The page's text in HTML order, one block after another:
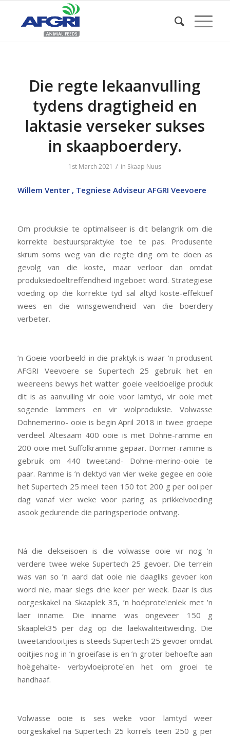
Die regte lekaanvulling
tydens dragtigheid en
laktasie verseker sukses
in skaapboerdery.
1st March 2021 / in Skaap Nuus
Willem Venter , Tegniese Adviseur AFGRI Veevoere
Om produksie te optimaliseer is dit belangrik om die
korrekte bestuurspraktyke toe te pas. Produsente
skrum soms weg van die regte ding om te doen as
gevolg van die koste, maar verloor dan omdat
produksiedoeltreffendheid ingeboet word. Strategiese
voeding op die korrekte tyd sal altyd koste-effektief
wees en die winsgewendheid van die boerdery
verbeter.
’n Goeie voorbeeld in die praktyk is waar ’n produsent
AFGRI Veevoere se Supertech 25 gebruik het en
weereens bewys het watter goeie veeldoelige produk
dit is as aanvulling vir ooie voor lamtyd, vir ooie met
sogende lammers en vir wolproduksie. Volwasse
Dohnemerino- ooie is begin April 2018 in twee groepe
verdeel. Altesaam 400 ooie is met Dohne-ramme en
200 ooie met Suffolkramme gepaar. Dormer-ramme is
gebruik om 440 tweetand- Dohne-merino-ooie te
paar. Ramme is ’n dektyd van vier weke gegee en ooie
het Supertech 25 meel teen 150 tot 200 g per ooi per
dag vanaf vier weke voor paring as prikkelvoeding
asook gedurende die paringsperiode ontvang.
Ná die dekseisoen is die volwasse ooie vir nog ’n
verdere twee weke Supertech 25 gevoer. Die terrein
was van so ’n aard dat ooie nie daagliks gevoer kon
word nie, maar slegs drie keer per week. Daar is dus
oorgeskakel na Skaaplek 35, ’n hoëproteïenlek met ’n
laer inname. Die inname was ongeveer 150 g
Skaaplek35 per dag op die laekwaliteitweiding. Die
tweetandooitjies is steeds Supertech 25 gevoer omdat
ooitjies nog in ’n groeifase is en ’n groter behoefte aan
hoëgehalte- verbyvloeiproteïen het om groei te
handhaaf.
Volwasse ooie is ses weke voor lamtyd weer
oorgeskakel na Supertech 25 korrels teen 250 g per